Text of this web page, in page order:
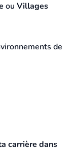
ou Villages
de
carrière dans